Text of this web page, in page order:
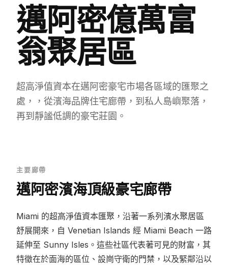
邁阿密億萬富
翁聚居區
超高淨值資本在邁阿密豪宅市場各區域的匯聚之
處，，從濱海品牌住宅廊帶，到私人島嶼聚落，
再到靜謐低調的豪宅莊園。
主要廊帶
邁阿密濱海頂級豪宅廊帶
Miami 的超高淨值資本匯聚，沿著一系列濱水聚居區
舒展開來，自 Venetian Islands 經 Miami Beach 一路
延伸至 Sunny Isles。這些社區代表著可見的財富，其
特徵在於面海的區位、設崗守衛的門禁，以及緊鄰沿以